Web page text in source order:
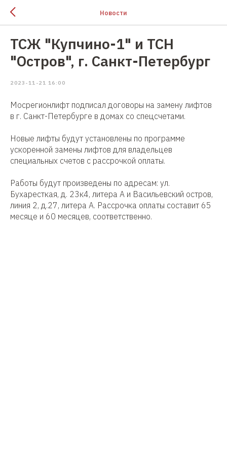
Новости
ТСЖ "Купчино-1" и ТСН
"Остров", г. Санкт-Петербург
2023-11-21 16:00
Мосрегионлифт подписал договоры на замену лифтов
в г. Санкт-Петербурге в домах со спецсчетами.
Новые лифты будут установлены по программе
ускоренной замены лифтов для владельцев
специальных счетов с рассрочкой оплаты.
Работы будут произведены по адресам: ул.
Бухаресткая, д. 23к4, литера А и Васильевский остров,
линия 2, д.27, литера А. Рассрочка оплаты составит 65
месяце и 60 месяцев, соответственно.